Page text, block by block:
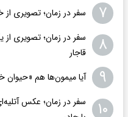
۷ سفر در زمان؛ تصویری از
۸
سفر در زمان؛ تصویری
قاجار
۹ آیا میمون‌ها هم «حیوان
۱۰
سفر در زمان؛ عکس